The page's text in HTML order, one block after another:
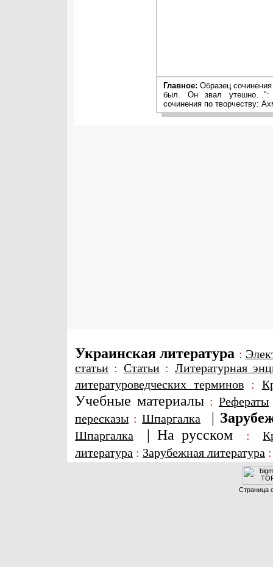
Главное: Образец
был. Он звал утешно…":
сочинения по творчеству:
Украинская литература :
статьи : Статьи: Литературная
литературоведческих терминов:
Учебные материалы : Рефераты
пересказы : Шпаргалка |
Шпаргалка | На русском :
литература : Зарубежная литература
Страница